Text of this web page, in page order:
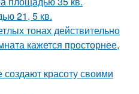
21, 5 кв.
тонах действительно
кажется просторнее,
красоту своими